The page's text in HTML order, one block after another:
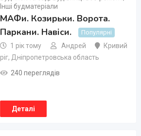
Інші будматеріали
МАФи. Козирьки. Ворота.
Паркани. Навіси.
Популярні
1 рік тому Андрей
Кривий
ріг, Дніпропетровська область
240 переглядів
Деталі